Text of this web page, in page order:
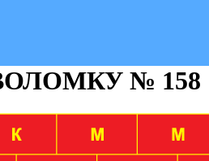
№ 158